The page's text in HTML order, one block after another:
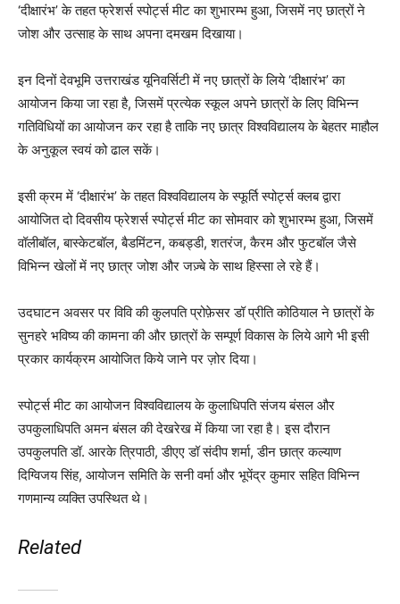
‘दीक्षारंभ’ के तहत फ्रेशर्स स्पोर्ट्स मीट का शुभारम्भ हुआ, जिसमें नए छात्रों ने
जोश और उत्साह के साथ अपना दमखम दिखाया।
इन दिनों देवभूमि उत्तराखंड यूनिवर्सिटी में नए छात्रों के लिये ‘दीक्षारंभ’ का
आयोजन किया जा रहा है, जिसमें प्रत्येक स्कूल अपने छात्रों के लिए विभिन्न
गतिविधियों का आयोजन कर रहा है ताकि नए छात्र विश्वविद्यालय के बेहतर माहौल
के अनुकूल स्वयं को ढाल सकें।
इसी क्रम में ‘दीक्षारंभ’ के तहत विश्वविद्यालय के स्फूर्ति स्पोर्ट्स क्लब द्वारा
आयोजित दो दिवसीय फ्रेशर्स स्पोर्ट्स मीट का सोमवार को शुभारम्भ हुआ, जिसमें
वॉलीबॉल, बास्केटबॉल, बैडमिंटन, कबड्डी, शतरंज, कैरम और फुटबॉल जैसे
विभिन्न खेलों में नए छात्र जोश और जज़्बे के साथ हिस्सा ले रहे हैं।
उदघाटन अवसर पर विवि की कुलपति प्रोफ़ेसर डॉ प्रीति कोठियाल ने छात्रों के
सुनहरे भविष्य की कामना की और छात्रों के सम्पूर्ण विकास के लिये आगे भी इसी
प्रकार कार्यक्रम आयोजित किये जाने पर ज़ोर दिया।
स्पोर्ट्स मीट का आयोजन विश्वविद्यालय के कुलाधिपति संजय बंसल और
उपकुलाधिपति अमन बंसल की देखरेख में किया जा रहा है। इस दौरान
उपकुलपति डॉ. आरके त्रिपाठी, डीएए डॉ संदीप शर्मा, डीन छात्र कल्याण
दिग्विजय सिंह, आयोजन समिति के सनी वर्मा और भूपेंद्र कुमार सहित विभिन्न
गणमान्य व्यक्ति उपस्थित थे।
Related